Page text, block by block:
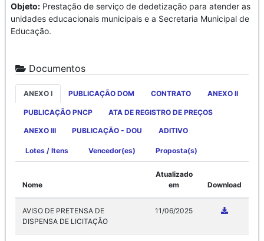
Objeto: Prestação de serviço de dedetização para atender as
unidades educacionais municipais e a Secretaria Municipal de
Educação.
Documentos
ANEXO I PUBLICAÇÃO DOM CONTRATO ANEXO II
PUBLICAÇÃO PNCP ATA DE REGISTRO DE PREÇOS
ANEXO III PUBLICAÇÃO - DOU ADITIVO
Lotes / Itens Vencedor(es) Proposta(s)
Nome
Atualizado
em
Download
AVISO DE PRETENSA DE
DISPENSA DE LICITAÇÃO
11/06/2025